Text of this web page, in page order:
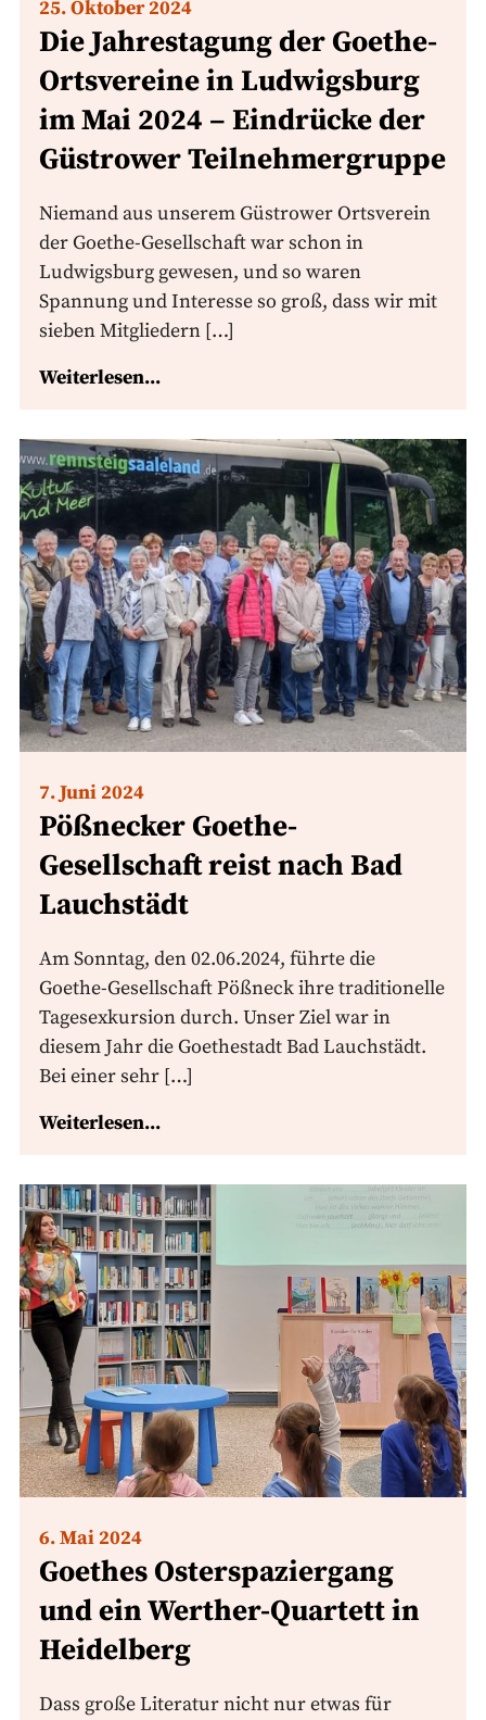
25. Oktober 2024
Die Jahrestagung der Goethe-
Ortsvereine in Ludwigsburg
im Mai 2024 – Eindrücke der
Güstrower Teilnehmergruppe
Niemand aus unserem Güstrower Ortsverein
der Goethe-Gesellschaft war schon in
Ludwigsburg gewesen, und so waren
Spannung und Interesse so groß, dass wir mit
sieben Mitgliedern […]
Weiterlesen...
7. Juni 2024
Pößnecker Goethe-
Gesellschaft reist nach Bad
Lauchstädt
Am Sonntag, den 02.06.2024, führte die
Goethe-Gesellschaft Pößneck ihre traditionelle
Tagesexkursion durch. Unser Ziel war in
diesem Jahr die Goethestadt Bad Lauchstädt.
Bei einer sehr […]
Weiterlesen...
6. Mai 2024
Goethes Osterspaziergang
und ein Werther-Quartett in
Heidelberg
Dass große Literatur nicht nur etwas für